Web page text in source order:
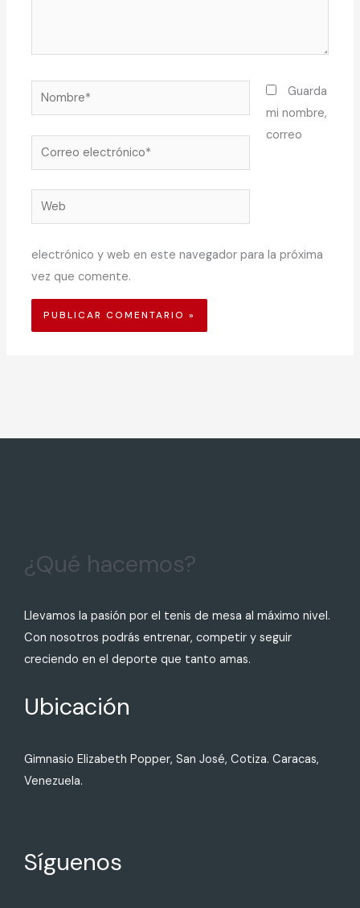
Nombre*
Correo
electrónico*
Web
Guarda
mi nombre,
correo
electrónico y web en este navegador para la próxima
vez que comente.
¿Qué hacemos?
Llevamos la pasión por el tenis de mesa al máximo nivel.
Con nosotros podrás entrenar, competir y seguir
creciendo en el deporte que tanto amas.
Ubicación
Gimnasio Elizabeth Popper, San José, Cotiza. Caracas,
Venezuela.
Síguenos